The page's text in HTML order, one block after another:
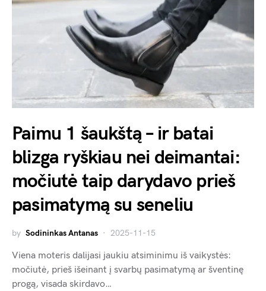
Paimu 1 šaukštą – ir batai
blizga ryškiau nei deimantai:
močiutė taip darydavo prieš
pasimatymą su seneliu
by Sodininkas Antanas 2025-11-15
Viena moteris dalijasi jaukiu atsiminimu iš vaikystės:
močiutė, prieš išeinant į svarbų pasimatymą ar šventinę
progą, visada skirdavo…